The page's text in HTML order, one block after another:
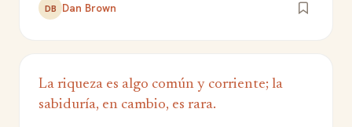
DB Dan Brown
La riqueza es algo común y corriente; la
sabiduría, en cambio, es rara.